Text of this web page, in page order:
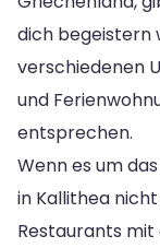
dich begeistern
verschiedenen
und
entsprechen.
Wenn es um
in Kallithea
Restaurants mit